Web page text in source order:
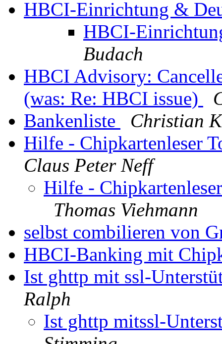
HBCI-Einrichtung &
HBCI-
Budach
HBCI Advisory:
(was: Re: HBCI issue)
Bankenliste
Christian
Hilfe - Chipkartenleser
Claus Peter Neff
Hilfe -
Thomas Viehmann
selbst combilieren von
HBCI-Banking mit
Ist ghttp mit ssl-
Ralph
Ist ghttp mitssl-